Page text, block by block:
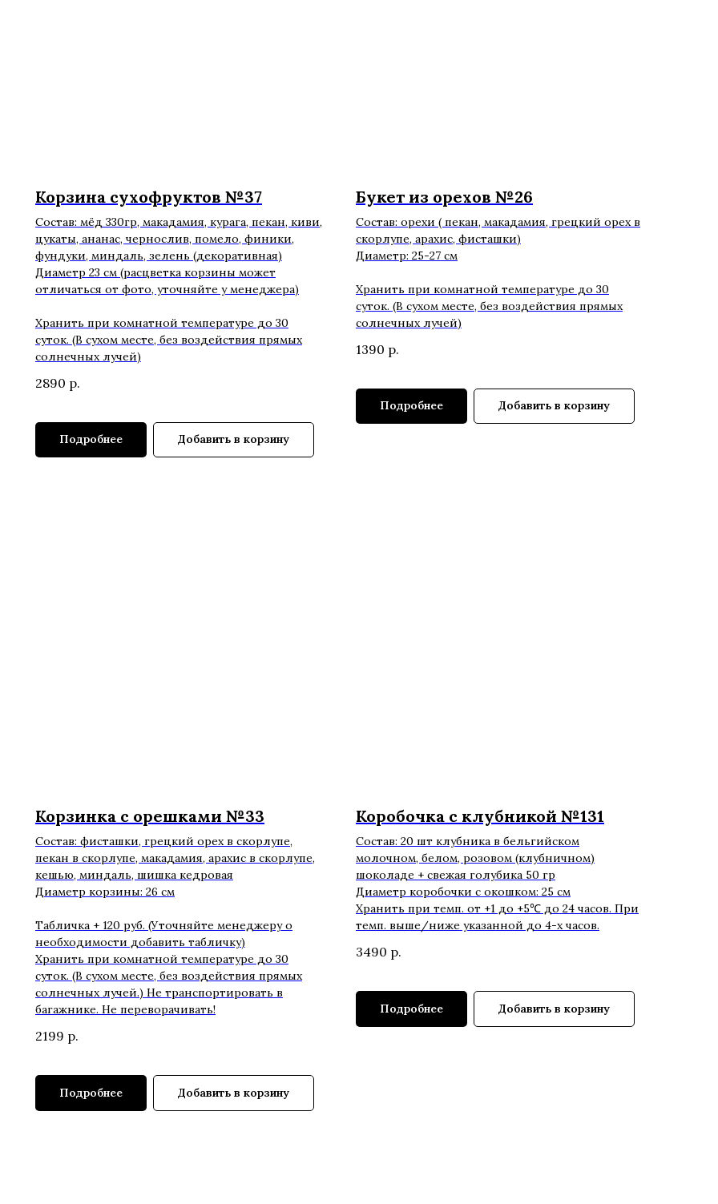
Корзина сухофруктов №37
Состав: мёд 330гр, макадамия, курага, пекан, киви,
цукаты, ананас, чернослив, помело, финики,
фундуки, миндаль, зелень (декоративная)
Диаметр 23 см (расцветка корзины может
отличаться от фото, уточняйте у менеджера)
Хранить при комнатной температуре до 30
суток. (В сухом месте, без воздействия прямых
солнечных лучей)
2890 р.
Подробнее Добавить в корзину
Букет из орехов №26
Состав: орехи ( пекан, макадамия, грецкий орех в
скорлупе, арахис, фисташки)
Диаметр: 25-27 см
Хранить при комнатной температуре до 30
суток. (В сухом месте, без воздействия прямых
солнечных лучей)
1390 р.
Подробнее Добавить в корзину
Корзинка с орешками №33
Состав: фисташки, грецкий орех в скорлупе,
пекан в скорлупе, макадамия, арахис в скорлупе,
кешью, миндаль, шишка кедровая
Диаметр корзины: 26 см
Табличка + 120 руб. (Уточняйте менеджеру о
необходимости добавить табличку)
Хранить при комнатной температуре до 30
суток. (В сухом месте, без воздействия прямых
солнечных лучей.) Не транспортировать в
багажнике. Не переворачивать!
2199 р.
Подробнее Добавить в корзину
Коробочка с клубникой №131
Состав: 20 шт клубника в бельгийском
молочном, белом, розовом (клубничном)
шоколаде + свежая голубика 50 гр
Диаметр коробочки с окошком: 25 см
Хранить при темп. от +1 до +5℃ до 24 часов. При
темп. выше/ниже указанной до 4-х часов.
3490 р.
Подробнее Добавить в корзину